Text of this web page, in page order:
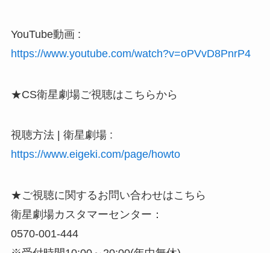
YouTube動画 :
https://www.youtube.com/watch?v=oPVvD8PnrP4
★CS衛星劇場ご視聴はこちらから
視聴方法 | 衛星劇場 :
https://www.eigeki.com/page/howto
★ご視聴に関するお問い合わせはこちら
衛星劇場カスタマーセンター：
0570-001-444